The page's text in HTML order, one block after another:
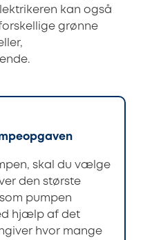
kan også
grønne
skal du vælge
den største
pumpen
hjælp af det
hvor mange